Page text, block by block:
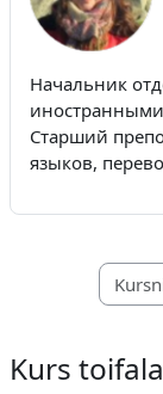
Начальник
Старший
языков,
Kurs